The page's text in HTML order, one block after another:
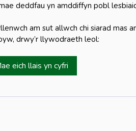
deddfau yn amddiffyn pobl
am sut allwch chi siarad mas
drwy’r llywodraeth leol:
eich llais yn cyfri